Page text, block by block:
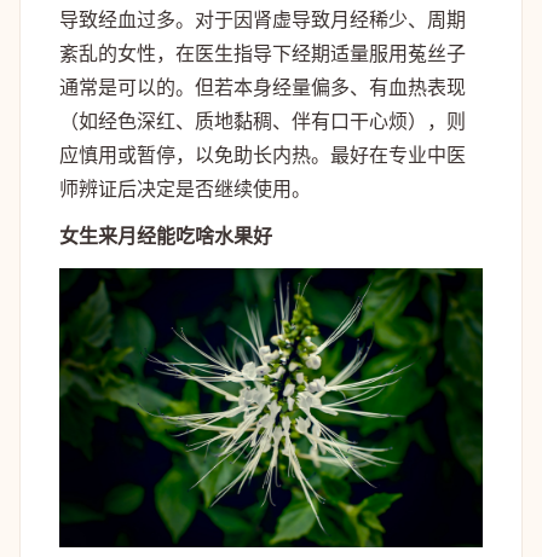
导致经血过多。对于因肾虚导致月经稀少、周期
紊乱的女性，在医生指导下经期适量服用菟丝子
通常是可以的。但若本身经量偏多、有血热表现
（如经色深红、质地黏稠、伴有口干心烦），则
应慎用或暂停，以免助长内热。最好在专业中医
师辨证后决定是否继续使用。
女生来月经能吃啥水果好